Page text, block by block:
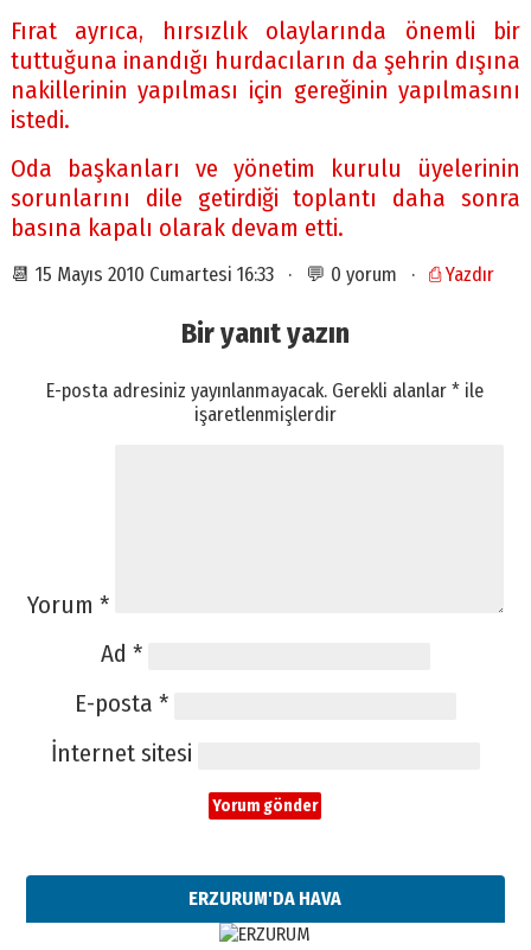
Fırat ayrıca, hırsızlık olaylarında önemli bir
tuttuğuna inandığı hurdacıların da şehrin dışına
nakillerinin yapılması için gereğinin yapılmasını
istedi.
Oda başkanları ve yönetim kurulu üyelerinin
sorunlarını dile getirdiği toplantı daha sonra
basına kapalı olarak devam etti.
📆 15 Mayıs 2010 Cumartesi 16:33 · 💬 0 yorum · ⎙ Yazdır
Bir yanıt yazın
E-posta adresiniz yayınlanmayacak. Gerekli alanlar* ile
işaretlenmişlerdir
Yorum *
Ad *
E-posta *
İnternet sitesi
ERZURUM'DA HAVA